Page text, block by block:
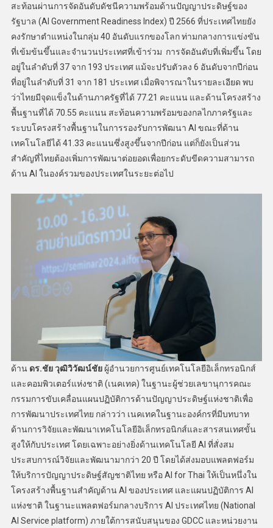
สะท้อนผ่านการจัดอันดับดัชนีความพร้อมด้านปัญญาประดิษฐ์ของ
รัฐบาล (AI Government Readiness Index) ปี 2566 ที่ประเทศไทยยัง
คงรักษาตำแหน่งในกลุ่ม 40 อันดับแรกของโลก ท่ามกลางการแข่งขัน
ที่เข้มข้นขึ้นและจำนวนประเทศที่เข้าร่วม การจัดอันดับที่เพิ่มขึ้น โดย
อยู่ในลำดับที่ 37 จาก 193 ประเทศ แม้จะปรับตัวลง 6 อันดับจากปีก่อน
ที่อยู่ในลำดับที่ 31 จาก 181 ประเทศ เมื่อพิจารณาในรายละเอียด พบ
ว่าไทยมีจุดแข็งในด้านภาครัฐที่ได้ 77.21 คะแนน และด้านโครงสร้าง
พื้นฐานที่ได้ 70.55 คะแนน สะท้อนความพร้อมของกลไกภาครัฐและ
ระบบโครงสร้างพื้นฐานในการรองรับการพัฒนา AI ขณะที่ด้าน
เทคโนโลยีได้ 41.33 คะแนนซึ่งสูงขึ้นจากปีก่อน แต่ก็ยังเป็นส่วน
สำคัญที่ไทยต้องเพิ่มการพัฒนาต่อยอดเพื่อยกระดับขีดความสามารถ
ด้าน AI ในองค์รวมของประเทศในระยะต่อไป
ด้าน ดร.ชัย วุฒิวิวัฒน์ชัยผู้อำนวยการศูนย์เทคโนโลยีอิเล็กทรอนิกส์
และคอมพิวเตอร์แห่งชาติ (เนคเทค) ในฐานะผู้ช่วยเลขานุการคณะ
กรรมการขับเคลื่อนแผนปฏิบัติการด้านปัญญาประดิษฐ์แห่งชาติเพื่อ
การพัฒนาประเทศไทย กล่าวว่า เนคเทคในฐานะองค์กรที่มีบทบาท
ด้านการวิจัยและพัฒนาเทคโนโลยีอิเล็กทรอนิกส์และสารสนเทศขั้น
สูงให้กับประเทศ โดยเฉพาะอย่างยิ่งด้านเทคโนโลยี AI ที่สั่งสม
ประสบการณ์วิจัยและพัฒนามากว่า 20 ปี โดยได้ส่งมอบแพลตฟอร์ม
ให้บริการปัญญาประดิษฐ์สัญชาติไทย หรือ AI for Thai ให้เป็นหนึ่งใน
โครงสร้างพื้นฐานสำคัญด้าน AI ของประเทศ และแผนปฏิบัติการ AI
แห่งชาติ ในฐานะแพลตฟอร์มกลางบริการ AI ประเทศไทย (National
AI Service platform) ภายใต้การสนับสนุนของ GDCC และหน่วยงาน